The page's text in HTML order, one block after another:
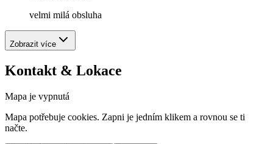
velmi milá obsluha
Zobrazit více
Kontakt & Lokace
Mapa je vypnutá
Mapa potřebuje cookies. Zapni je jedním klikem a rovnou se ti
načte.